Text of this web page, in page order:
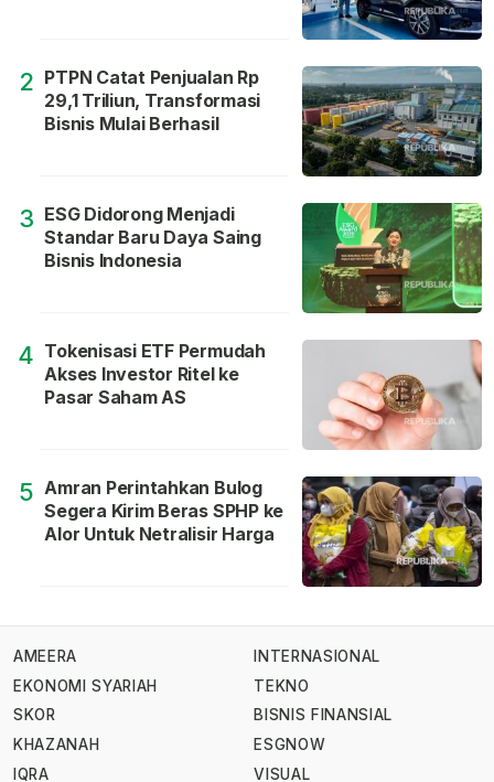
2 PTPN Catat Penjualan Rp
29,1 Triliun, Transformasi
Bisnis Mulai Berhasil
3 ESG Didorong Menjadi
Standar Baru Daya Saing
Bisnis Indonesia
4 Tokenisasi ETF Permudah
Akses Investor Ritel ke
Pasar Saham AS
5 Amran Perintahkan Bulog
Segera Kirim Beras SPHP ke
Alor Untuk Netralisir Harga
AMEERA
EKONOMI SYARIAH
SKOR
KHAZANAH
IQRA
INTERNASIONAL
TEKNO
BISNIS FINANSIAL
ESGNOW
VISUAL